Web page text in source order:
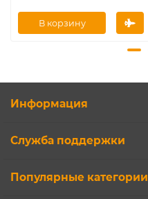
В корзину
Информация
Служба поддержки
Популярные категории